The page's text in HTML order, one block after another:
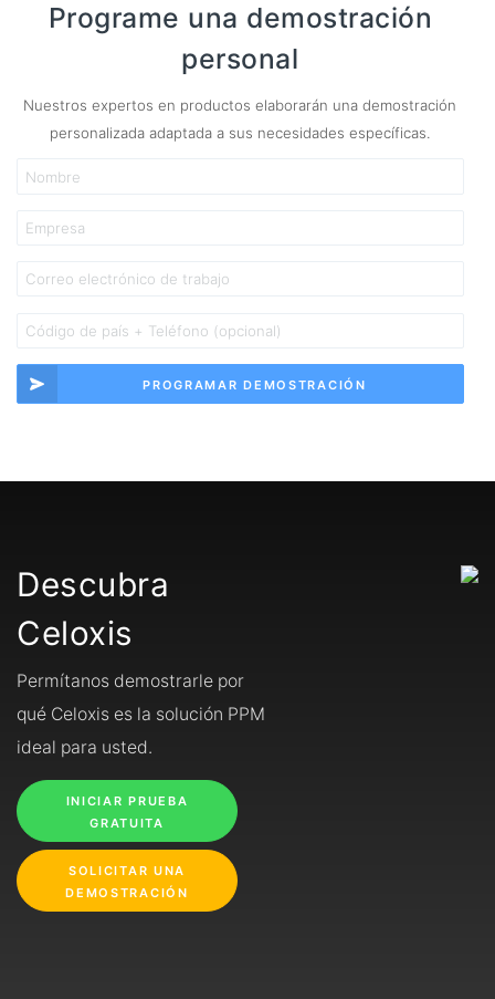
Programe una demostración
personal
Nuestros expertos en productos elaborarán una demostración
personalizada adaptada a sus necesidades específicas.
PROGRAMAR DEMOSTRACIÓN
Descubra
Celoxis
Permítanos demostrarle por
qué Celoxis es la solución PPM
ideal para usted.
INICIAR PRUEBA
GRATUITA
SOLICITAR UNA
DEMOSTRACIÓN